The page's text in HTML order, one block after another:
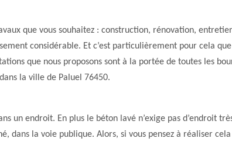
que vous souhaitez : construction, rénovation,
considérable. Et c’est particulièrement pour cela
que nous proposons sont à la portée de toutes les
la ville de Paluel 76450.
un endroit. En plus le béton lavé n’exige pas d’endroit
dans la voie publique. Alors, si vous pensez à réaliser